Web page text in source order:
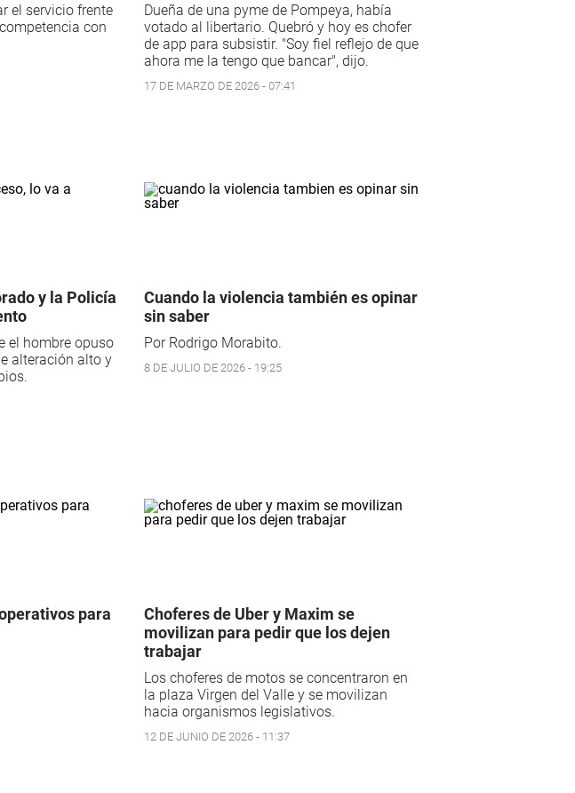
el servicio frente
con
Dueña de una pyme de Pompeya, había
votado al libertario. Quebró y hoy es chofer
de app para subsistir. "Soy fiel reflejo de que
ahora me la tengo que bancar", dijo.
17 DE MARZO DE 2026 - 07:41
y la Policía
el hombre opuso
alteración alto y
Cuando la violencia también es opinar
sin saber
Por Rodrigo Morabito.
8 DE JULIO DE 2026 - 19:25
para
Choferes de Uber y Maxim se
movilizan para pedir que los dejen
trabajar
Los choferes de motos se concentraron en
la plaza Virgen del Valle y se movilizan
hacia organismos legislativos.
12 DE JUNIO DE 2026 - 11:37